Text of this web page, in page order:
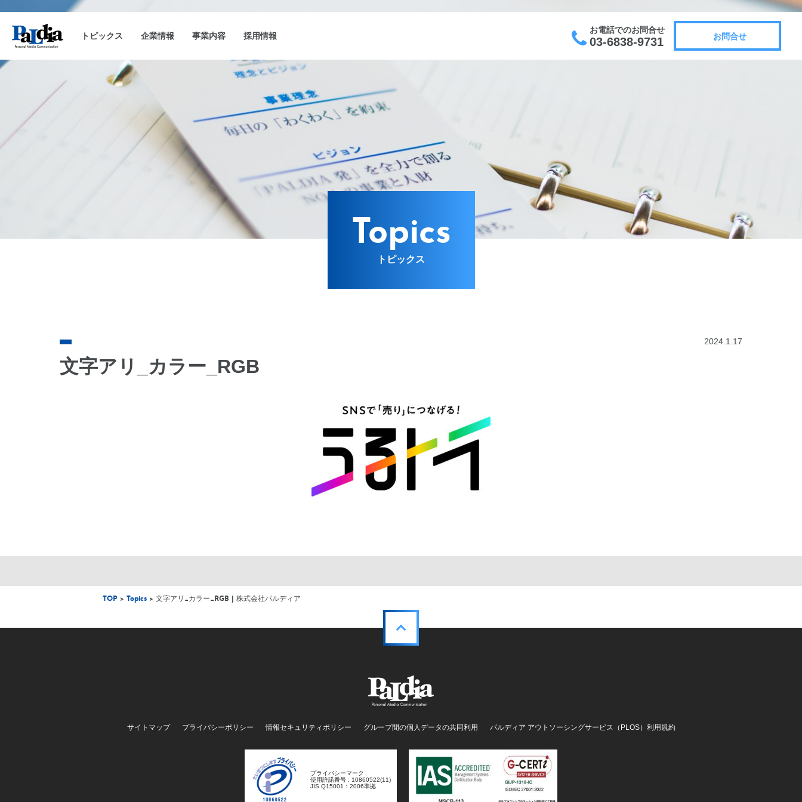
トピックス
企業理念 沿革
企業情報
キャンペーン事務局運用 CAM-SAKU
事業内容 採用情報 お問合せ
お電話でのお問合せ
03-6838-9731
Topics
トピックス
2024.1.17
文字アリ_カラー_RGB
TOP > Topics > 文字アリ_カラー_RGB | 株式会社パルディア
サイトマップ プライバシーポリシー 情報セキュリティポリシー グループ間の個人データの共同利用 パルディア アウトソーシングサービス（PLOS）利用規約
プライバシーマーク
使用許諾番号 : 10860522(11)
JIS Q15001：2006準拠